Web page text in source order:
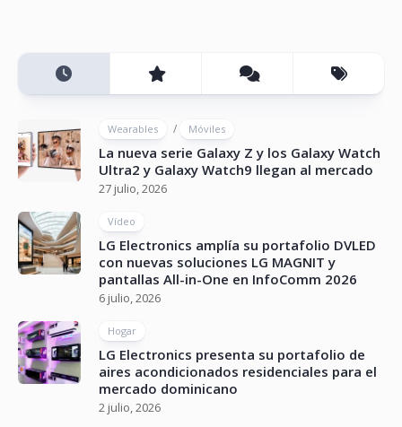
Wearables / Móviles
La nueva serie Galaxy Z y los Galaxy Watch
Ultra2 y Galaxy Watch9 llegan al mercado
27 julio, 2026
Vídeo
LG Electronics amplía su portafolio DVLED
con nuevas soluciones LG MAGNIT y
pantallas All-in-One en InfoComm 2026
6 julio, 2026
Hogar
LG Electronics presenta su portafolio de
aires acondicionados residenciales para el
mercado dominicano
2 julio, 2026